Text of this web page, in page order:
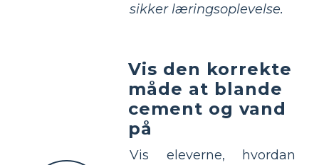
sikker læringsoplevelse.
Vis den korrekte
måde at blande
cement og vand
på
Vis eleverne, hvordan